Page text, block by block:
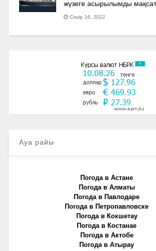
жүзеге асырылымды
Сәуір 16, 2022
Ауа райы
Погода в Астане
Погода в Алматы
Погода в Павлодаре
Погода в Петропавловске
Погода в Кокшетау
Погода в Костанае
Погода в Актобе
Погода в Атырау